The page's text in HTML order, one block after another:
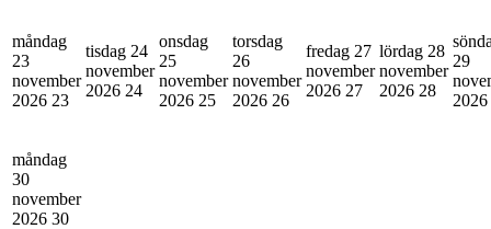
måndag
23
november
2026 23
tisdag 24
november
2026 24
onsdag
25
november
2026 25
torsdag
26
november
2026 26
fredag 27
november
2026 27
lördag 28
november
2026 28
29
2026
måndag
30
november
2026 30